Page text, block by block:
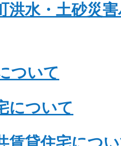
洪水・土砂災
ついて
について
賃貸住宅につ